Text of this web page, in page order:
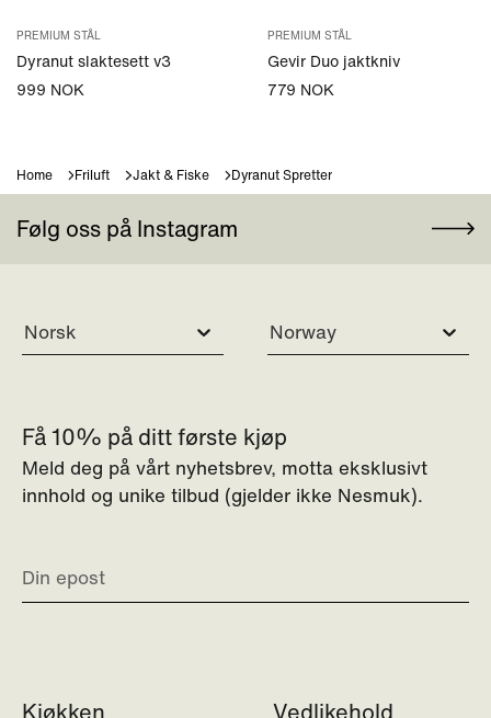
PREMIUM STÅL
Dyranut slaktesett v3
999 NOK
PREMIUM STÅL
Gevir Duo jaktkniv
779 NOK
Home Friluft Jakt & Fiske Dyranut Spretter
Følg oss på Instagram
Norsk Norway
Få 10% på ditt første kjøp
Meld deg på vårt nyhetsbrev, motta eksklusivt
innhold og unike tilbud (gjelder ikke Nesmuk).